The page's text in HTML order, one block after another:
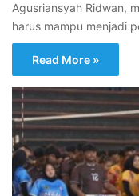
Agusriansyah Ridwan,
harus mampu menjadi
Read More »